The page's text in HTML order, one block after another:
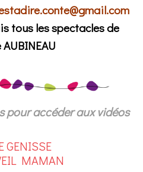
tous les spectacles de
pour accéder aux vidéos